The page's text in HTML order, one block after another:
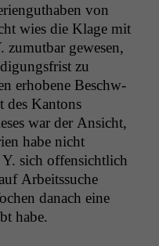
von
wies die Klage mit
zumut­bar gewe­sen,
zu
erhobene Beschw­
des Kan­tons
war der Ansicht,
habe nicht
sich offen­sichtlich
Arbeitssuche
danach eine
habe.